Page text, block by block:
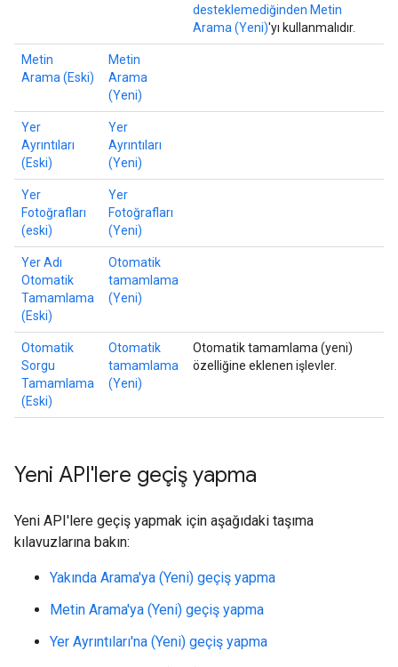
desteklemediğinden Metin
Arama (Yeni)'yı kullanmalıdır.
Metin
Arama (Eski)
Metin
Arama
(Yeni)
Yer
Ayrıntıları
(Eski)
Yer
Ayrıntıları
(Yeni)
Yer
Fotoğrafları
(eski)
Yer
Fotoğrafları
(Yeni)
Yer Adı
Otomatik
Tamamlama
(Eski)
Otomatik
tamamlama
(Yeni)
Otomatik
Sorgu
Tamamlama
(Eski)
Otomatik
tamamlama
(Yeni)
Otomatik tamamlama (yeni)
özelliğine eklenen işlevler.
Yeni API'lere geçiş yapma
Yeni API'lere geçiş yapmak için aşağıdaki taşıma
kılavuzlarına bakın:
Yakında Arama'ya (Yeni) geçiş yapma
Metin Arama'ya (Yeni) geçiş yapma
Yer Ayrıntıları'na (Yeni) geçiş yapma